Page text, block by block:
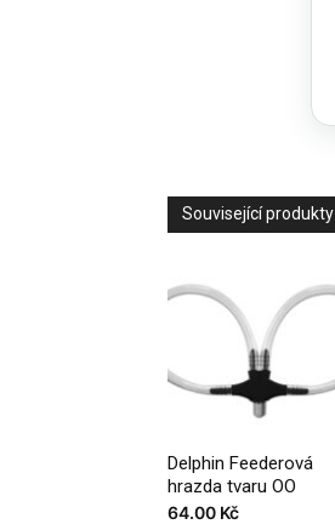
Související produkty
Delphin Feederová
hrazda tvaru OO
64.00 Kč